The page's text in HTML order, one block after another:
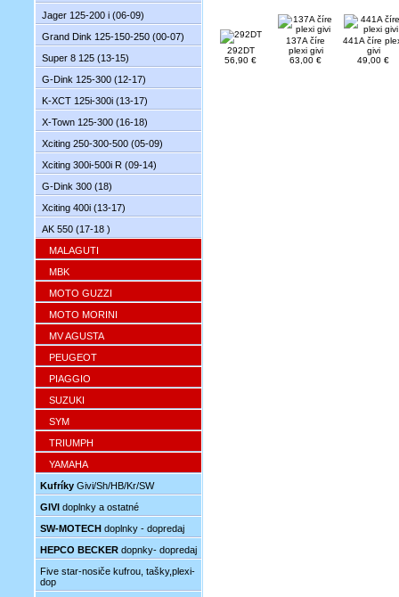
Jager 125-200 i (06-09)
Grand Dink 125-150-250 (00-07)
Super 8 125 (13-15)
G-Dink 125-300 (12-17)
K-XCT 125i-300i (13-17)
X-Town 125-300 (16-18)
Xciting 250-300-500 (05-09)
Xciting 300i-500i R (09-14)
G-Dink 300 (18)
Xciting 400i (13-17)
AK 550 (17-18 )
MALAGUTI
MBK
MOTO GUZZI
MOTO MORINI
MV AGUSTA
PEUGEOT
PIAGGIO
SUZUKI
SYM
TRIUMPH
YAMAHA
Kufríky Givi/Sh/HB/Kr/SW
GIVI doplnky a ostatné
SW-MOTECH doplnky - dopredaj
HEPCO BECKER dopnky- dopredaj
Five star-nosiče kufrou, tašky,plexi-
dop
292DT
56,90 €
137A číre
plexi givi
63,00 €
441A číre
givi
49,00 €